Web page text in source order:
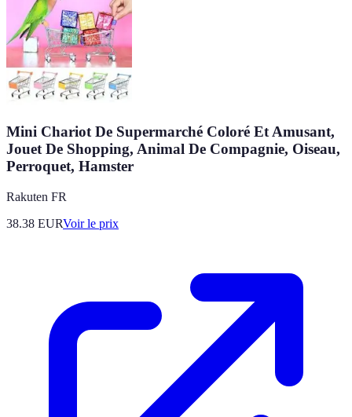
Mini Chariot De Supermarché Coloré Et Amusant,
Jouet De Shopping, Animal De Compagnie, Oiseau,
Perroquet, Hamster
Rakuten FR
38.38 EURVoir le prix